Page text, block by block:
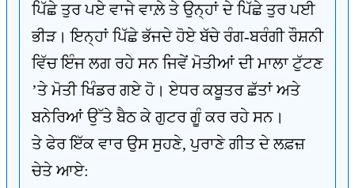
ਪਿੱਛੇ ਤੁਰ ਪਏ ਵਾਜੇ ਵਾਲ਼ੇ ਤੇ ਉਨ੍ਹਾਂ ਦੇ ਪਿੱਛੇ ਤੁਰ ਪਈ
ਭੀੜ। ਇਨ੍ਹਾਂ ਪਿੱਛੇ ਭੱਜਦੇ ਹੋਏ ਬੱਚੇ ਰੰਗ-ਬਰੰਗੀ ਰੌਸ਼ਨੀ
ਵਿੱਚ ਇੰਜ ਲਗ ਰਹੇ ਸਨ ਜਿਵੇਂ ਮੋਤੀਆਂ ਦੀ ਮਾਲਾ ਟੁੱਟਣ
’ਤੇ ਮੋਤੀ ਖਿੰਡਰ ਗਏ ਹੋ। ਏਧਰ ਕਬੂਤਰ ਛੱਤਾਂ ਅਤੇ
ਬਨੇਰਿਆਂ ਉੱਤੇ ਬੈਠ ਕੇ ਗੁਟਰ ਗੂੰ ਕਰ ਰਹੇ ਸਨ।
ਤੇ ਫੇਰ ਇੱਕ ਵਾਰ ਉਸ ਸੁਹਣੇ, ਪੁਰਾਣੇ ਗੀਤ ਦੇ ਲਫ਼ਜ਼
ਚੇਤੇ ਆਏ: